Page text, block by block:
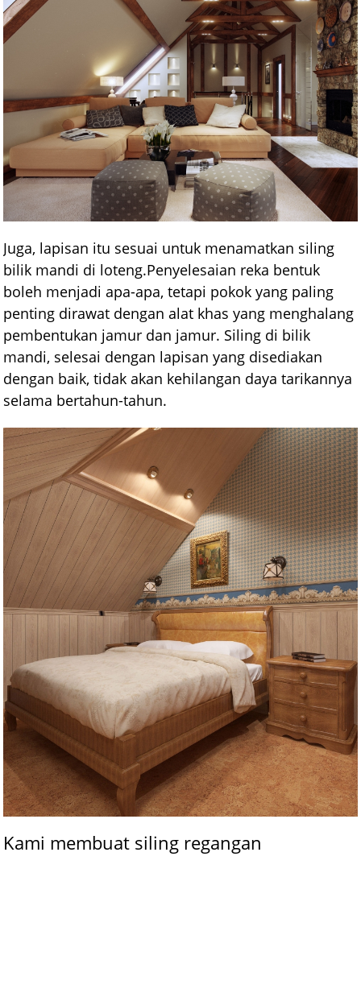
Juga, lapisan itu sesuai untuk menamatkan siling
bilik mandi di loteng.Penyelesaian reka bentuk
boleh menjadi apa-apa, tetapi pokok yang paling
penting dirawat dengan alat khas yang menghalang
pembentukan jamur dan jamur. Siling di bilik
mandi, selesai dengan lapisan yang disediakan
dengan baik, tidak akan kehilangan daya tarikannya
selama bertahun-tahun.
Kami membuat siling regangan